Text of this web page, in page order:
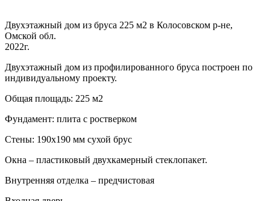
Двухэтажный дом из бруса 225 м2 в Колосовском р-не,
Омской обл.
2022г.
Двухэтажный дом из профилированного бруса построен по
индивидуальному проекту.
Общая площадь: 225 м2
Фундамент: плита с ростверком
Стены: 190х190 мм сухой брус
Окна – пластиковый двухкамерный стеклопакет.
Внутренняя отделка – предчистовая